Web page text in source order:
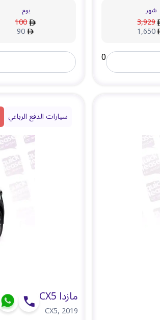
شهر
3,929
1,650
0
يوم
100
90
سيارات الدفع الرباعي
مازدا CX5
CX5,2019